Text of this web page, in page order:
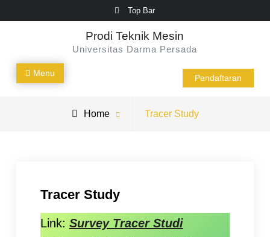
to
Top Bar
Prodi Teknik Mesin
Universitas Darma Persada
Menu Pendaftaran
Home Tracer Study
Tracer Study
Link: Survey Tracer Studi